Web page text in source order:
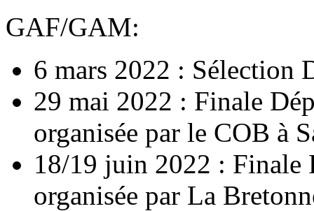
GAF/GAM:
6 mars 2022 : Sélection
29 mai 2022 : Finale
organisée par le COB à
18/19 juin 2022 : Finale
organisée par La